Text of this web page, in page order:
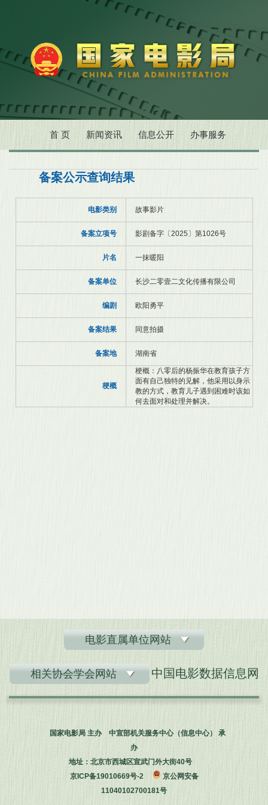
首 页 新闻资讯 信息公开 办事服务
备案公示查询结果
电影类别 故事影片
备案立项号 影剧备字〔2025〕第1026号
片名 一抹暖阳
备案单位 长沙二零壹二文化传播有限公司
编剧 欧阳勇平
备案结果 同意拍摄
备案地 湖南省
梗概
梗概：八零后的杨振华在教育孩子方
面有自己独特的见解，他采用以身示
教的方式，教育儿子遇到困难时该如
何去面对和处理并解决。
电影直属单位网站
相关协会学会网站 中国电影数据信息网
国家电影局 主办 中宣部机关服务中心（信息中心） 承
办
地址：北京市西城区宣武门外大街40号
京ICP备19010669号-2
京公网安备
11040102700181号